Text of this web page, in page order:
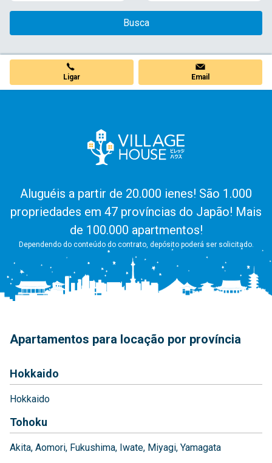
Busca
Ligar Email
Aluguéis a partir de 20.000 ienes! São 1.000
propriedades em 47 províncias do Japão! Mais
de 100.000 apartmentos!
Dependendo do conteúdo do contrato, depósito poderá ser solicitado.
Apartamentos para locação por província
Hokkaido
Hokkaido
Tohoku
Akita Aomori Fukushima Iwate Miyagi Yamagata